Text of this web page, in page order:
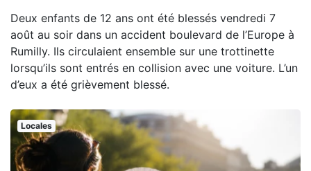
Deux enfants de 12 ans ont été blessés vendredi 7
août au soir dans un accident boulevard de l’Europe à
Rumilly. Ils circulaient ensemble sur une trottinette
lorsqu’ils sont entrés en collision avec une voiture. L’un
d’eux a été grièvement blessé.
Locales